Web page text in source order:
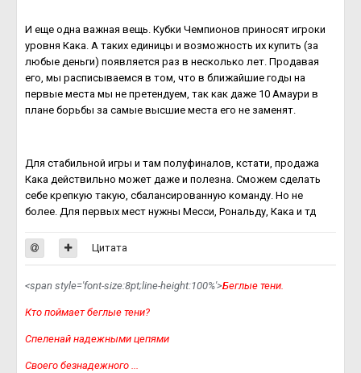
И еще одна важная вещь. Кубки Чемпионов приносят игроки
уровня Кака. А таких единицы и возможность их купить (за
любые деньги) появляется раз в несколько лет. Продавая
его, мы расписываемся в том, что в ближайшие годы на
первые места мы не претендуем, так как даже 10 Амаури в
плане борьбы за самые высшие места его не заменят.
Для стабильной игры и там полуфиналов, кстати, продажа
Кака действильно может даже и полезна. Сможем сделать
себе крепкую такую, сбалансированную команду. Но не
более. Для первых мест нужны Месси, Рональду, Кака и тд
Цитата
<span style='font-size:8pt;line-height:100%'>Беглые тени.
Кто поймает беглые тени?
Спеленай надежными цепями
Своего безнадежного ...